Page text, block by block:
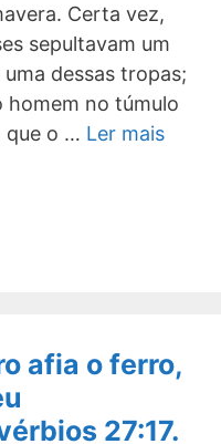
Certa vez,
sepultavam um
dessas tropas;
homem no túmulo
que o … Ler mais
afia o ferro,
27:17.